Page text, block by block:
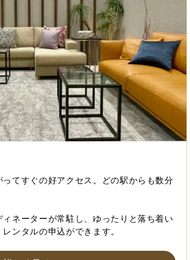
てすぐの好アクセス。どの駅からも数分
ネーターが常駐し、ゆったりと落ち着い
ンタルの申込ができます。